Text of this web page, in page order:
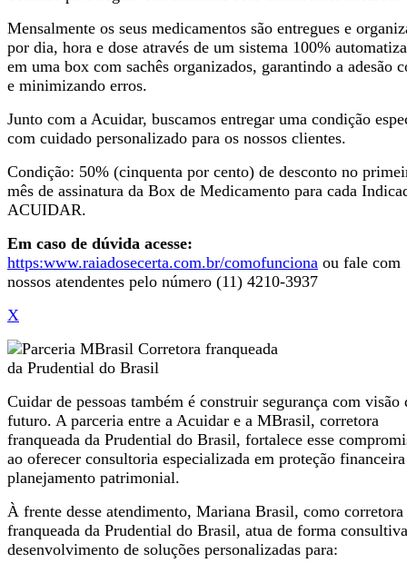
Mensalmente os seus medicamentos são entregues e
por dia, hora e dose através de um sistema 100%
em uma box com sachês organizados, garantindo a adesão
e minimizando erros.
Junto com a Acuidar, buscamos entregar uma condição
com cuidado personalizado para os nossos clientes.
Condição: 50% (cinquenta por cento) de desconto no
mês de assinatura da Box de Medicamento para cada
ACUIDAR.
Em caso de dúvida acesse:
https:www.raiadosecerta.com.br/comofunciona ou fale com
nossos atendentes pelo número (11) 4210-3937
X
Cuidar de pessoas também é construir segurança com visão
futuro. A parceria entre a Acuidar e a MBrasil, corretora
franqueada da Prudential do Brasil, fortalece esse
ao oferecer consultoria especializada em proteção
planejamento patrimonial.
À frente desse atendimento, Mariana Brasil, como corretora
franqueada da Prudential do Brasil, atua de forma
desenvolvimento de soluções personalizadas para: